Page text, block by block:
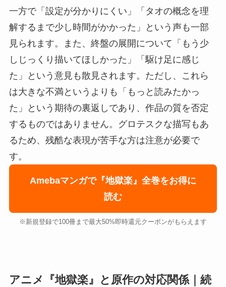
一方で「設定が分かりにくい」「タオの概念を理
解するまで少し時間がかかった」という声も一部
見られます。また、終盤の展開について「もう少
しじっくり描いてほしかった」「駆け足に感じ
た」という意見も散見されます。ただし、これら
は大きな不満というよりも「もっと読みたかっ
た」という期待の裏返しであり、作品の質を否定
するものではありません。グロテスクな描写もあ
るため、残酷な表現が苦手な方は注意が必要で
す。
Amebaマンガで『地獄楽』全巻をお得に
読む
※新規登録で100冊まで最大50%即時還元クーポンがもらえます
アニメ『地獄楽』と原作の対応関係｜続